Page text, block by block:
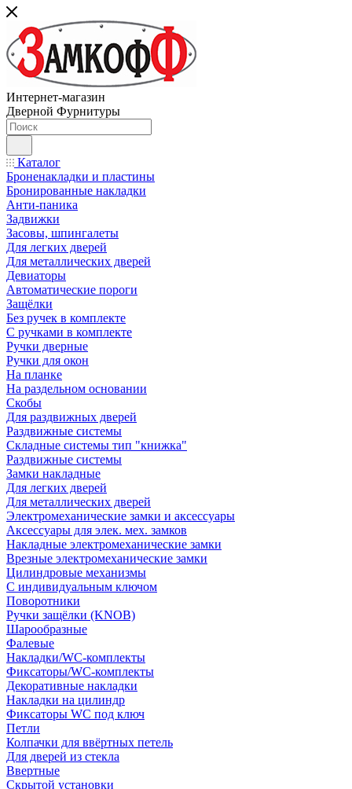
Интернет-магазин
Дверной Фурнитуры
Каталог
Броненакладки и пластины
Бронированные накладки
Анти-паника
Задвижки
Засовы, шпингалеты
Для легких дверей
Для металлических дверей
Девиаторы
Автоматические пороги
Защёлки
Без ручек в комплекте
С ручками в комплекте
Ручки дверные
Ручки для окон
На планке
На раздельном основании
Скобы
Для раздвижных дверей
Раздвижные системы
Складные системы тип "книжка"
Раздвижные системы
Замки накладные
Для легких дверей
Для металлических дверей
Электромеханические замки и аксессуары
Аксессуары для элек. мех. замков
Накладные электромеханические замки
Врезные электромеханические замки
Цилиндровые механизмы
С индивидуальным ключом
Поворотники
Ручки защёлки (KNOB)
Шарообразные
Фалевые
Накладки/WC-комплекты
Фиксаторы/WC-комплекты
Декоративные накладки
Накладки на цилиндр
Фиксаторы WC под ключ
Петли
Колпачки для ввёртных петель
Для дверей из стекла
Ввертные
Скрытой установки